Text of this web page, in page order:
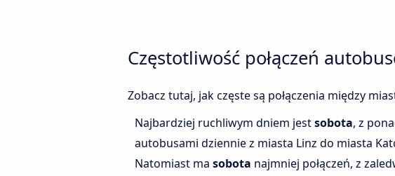
Częstotliwość połączeń
Zobacz tutaj, jak częste są połączenia między
Najbardziej ruchliwym dniem jestsobota, z
autobusami dziennie z miasta Linz do miasta
Natomiast ma sobota najmniej połączeń, z